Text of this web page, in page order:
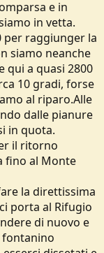
e in
in vetta.
per raggiunger la
siamo neanche
qui a quasi 2800
10 gradi, forse
al riparo.Alle
dalle pianure
in quota.
il ritorno
fino al Monte
la direttissima
porta al Rifugio
di nuovo e
fontanino